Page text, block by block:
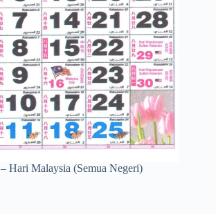
– Hari Malaysia (Semua Negeri)